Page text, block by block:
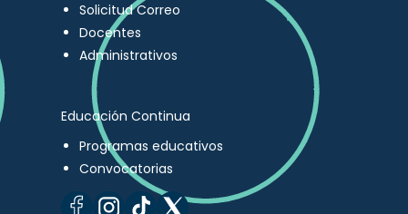
Solicitud Correo
Docentes
Administrativos
Educación Continua
Programas educativos
Convocatorias